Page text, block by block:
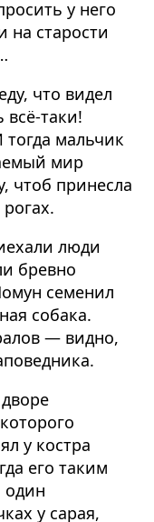
у него
на старости
что видел
всё-таки!
мальчик
мир
чтоб принесла
люди
бревно
семенил
собака.
— видно,
у костра
его таким
один
у сарая,